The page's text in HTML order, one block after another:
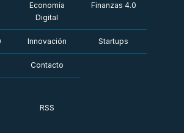
Economía
Digital
Finanzas 4.0
Innovación Startups
Contacto
RSS